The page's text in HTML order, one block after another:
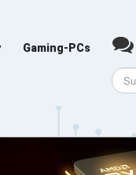
Gaming-PCs